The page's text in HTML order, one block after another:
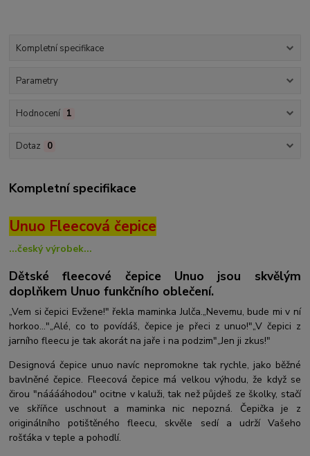
Kompletní specifikace
Parametry
Hodnocení 1
Dotaz 0
Kompletní specifikace
Unuo Fleecová čepice
...český výrobek...
Dětské fleecové čepice Unuo jsou skvělým
doplňkem Unuo funkčního oblečení.
„Vem si čepici Evžene!" řekla maminka Julča.„Nevemu, bude mi v ní
horkoo..."„Alé, co to povídáš, čepice je přeci z unuo!"„V čepici z
jarního fleecu je tak akorát na jaře i na podzim"„Jen ji zkus!"
Designová čepice unuo navíc nepromokne tak rychle, jako běžné
bavlněné čepice. Fleecová čepice má velkou výhodu, že když se
čirou "nááááhodou" ocitne v kaluži, tak než půjdeš ze školky, stačí
ve skříňce uschnout a maminka nic nepozná. Čepička je z
originálního potištěného fleecu, skvěle sedí a udrží Vašeho
rošťáka v teple a pohodlí.